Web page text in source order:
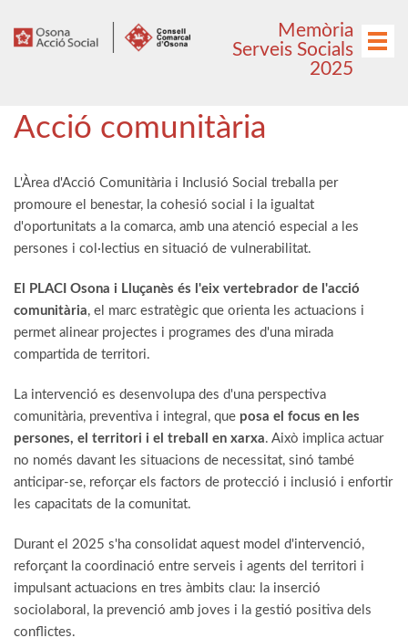
Menú
Memòria
Serveis Socials
2025
Acció comunitària
L'Àrea d'Acció Comunitària i Inclusió Social treballa per
promoure el benestar, la cohesió social i la igualtat
d'oportunitats a la comarca, amb una atenció especial a les
persones i col·lectius en situació de vulnerabilitat.
El PLACI Osona i Lluçanès és l'eix vertebrador de l'acció
comunitària, el marc estratègic que orienta les actuacions i
permet alinear projectes i programes des d'una mirada
compartida de territori.
La intervenció es desenvolupa des d'una perspectiva
comunitària, preventiva i integral, que posa el focus en les
persones, el territori i el treball en xarxa. Això implica actuar
no només davant les situacions de necessitat, sinó també
anticipar-se, reforçar els factors de protecció i inclusió i enfortir
les capacitats de la comunitat.
Durant el 2025 s'ha consolidat aquest model d'intervenció,
reforçant la coordinació entre serveis i agents del territori i
impulsant actuacions en tres àmbits clau: la inserció
sociolaboral, la prevenció amb joves i la gestió positiva dels
conflictes.